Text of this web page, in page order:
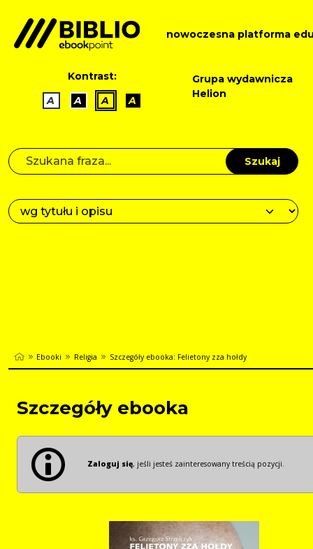
nowoczesna platforma
Kontrast:
A
A A A
Grupa wydawnicza
Helion
Szukaj
Ebooki Religia Szczegóły ebooka: Felietony zza hołdy
Szczegóły ebooka
Zaloguj się, jeśli jesteś zainteresowany treścią pozycji.